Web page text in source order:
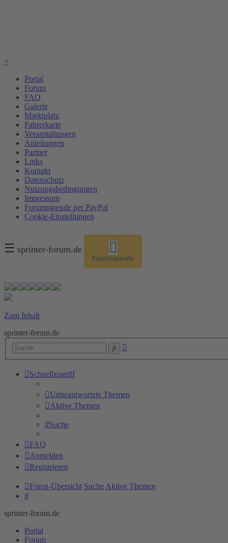
×
Portal
Forum
FAQ
Galerie
Marktplatz
Fahrerkarte
Veranstaltungen
Anleitungen
Partner
Links
Kontakt
Datenschutz
Nutzungsbedingungen
Impressum
Forumsspende per PayPal
Cookie-Einstellungen
☰ sprinter-forum.de
Forumsspende
Zum Inhalt
sprinter-forum.de
Suche
Schnellzugriff
Unbeantwortete Themen
Aktive Themen
Suche
FAQ
Anmelden
Registrieren
Foren-Übersicht Suche Aktive Themen
Suche
sprinter-forum.de
Portal
Forum